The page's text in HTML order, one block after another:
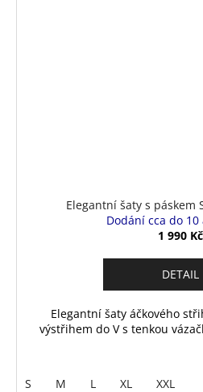
Elegantní šaty s páskem
Dodání cca do 10
1 990 Kč
DETAIL
Elegantní šaty áčkového
výstřihem do V s tenkou
S M L XL XXL